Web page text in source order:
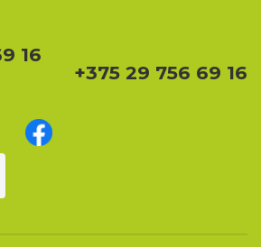
16
+375 29 756 69 16